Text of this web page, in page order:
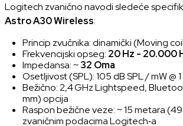
Logitech zvanično navodi sledeće
Astro A30 Wireless:
Princip zvučnika: dinamički (Moving
Frekvencijski opseg: 20 Hz - 20.000
Impedansa: ~32 Oma
Osetljivost (SPL): 105 dB SPL / mW @
Bežično: 2,4 GHz Lightspeed,
mm) opcija
Raspon bežične veze: ~ 15 metara
zvaničnim podacima Logitech‑a